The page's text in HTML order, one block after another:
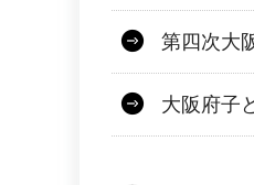
第四次大
大阪府子